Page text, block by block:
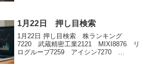
1月22日 押し目検索
1月22日 押し目検索 株ランキング
7220 武蔵精密工業2121 MIXI8876 リ
ログループ7259 アイシン7270